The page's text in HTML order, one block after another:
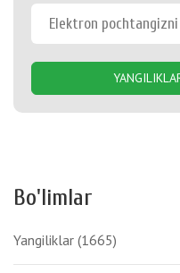
Bo'limlar
Yangiliklar (1665)